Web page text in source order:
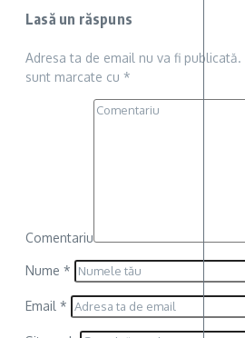
Lasă un răspuns
Adresa ta de email nu va fi publicată.
sunt marcate cu *
Comentariu
Nume *
Email *